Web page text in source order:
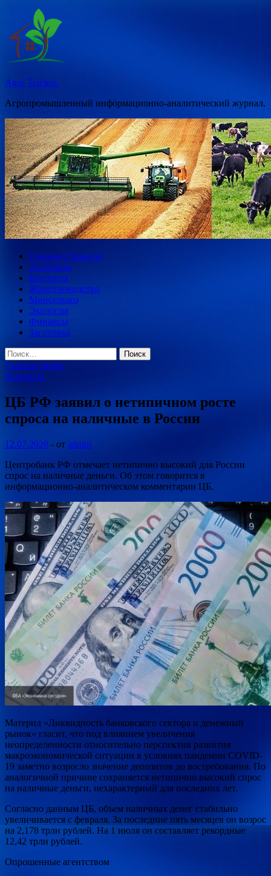
Перейти
содержимому
Agro Tracker.
Агропромышленный информационно-аналитический журнал.
Главная страница
Агропром
Биология
Животноводство
Минсельхоз
Экология
Финансы
Заготовка
Найти:
Главное меню
Финансы
ЦБ РФ заявил о нетипичном росте
спроса на наличные в России
12.07.2020 - от admin
Центробанк РФ отмечает нетипично высокий для России
спрос на наличные деньги. Об этом говорится в
информационно-аналитическом комментарии ЦБ.
Материл «Ликвидность банковского сектора и денежный
рынок» гласит, что под влиянием увеличения
неопределенности относительно перспектив развития
макроэкономической ситуации в условиях пандемии COVID-
19 заметно возросло значение депозитов до востребования. По
аналогичной причине сохраняется нетипично высокий спрос
на наличные деньги, нехарактерный для последних лет.
Согласно данным ЦБ, объем наличных денег стабильно
увеличивается с февраля. За последние пять месяцев он возрос
на 2,178 трлн рублей. На 1 июля он составляет рекордные
12,42 трлн рублей.
Опрошенные агентством